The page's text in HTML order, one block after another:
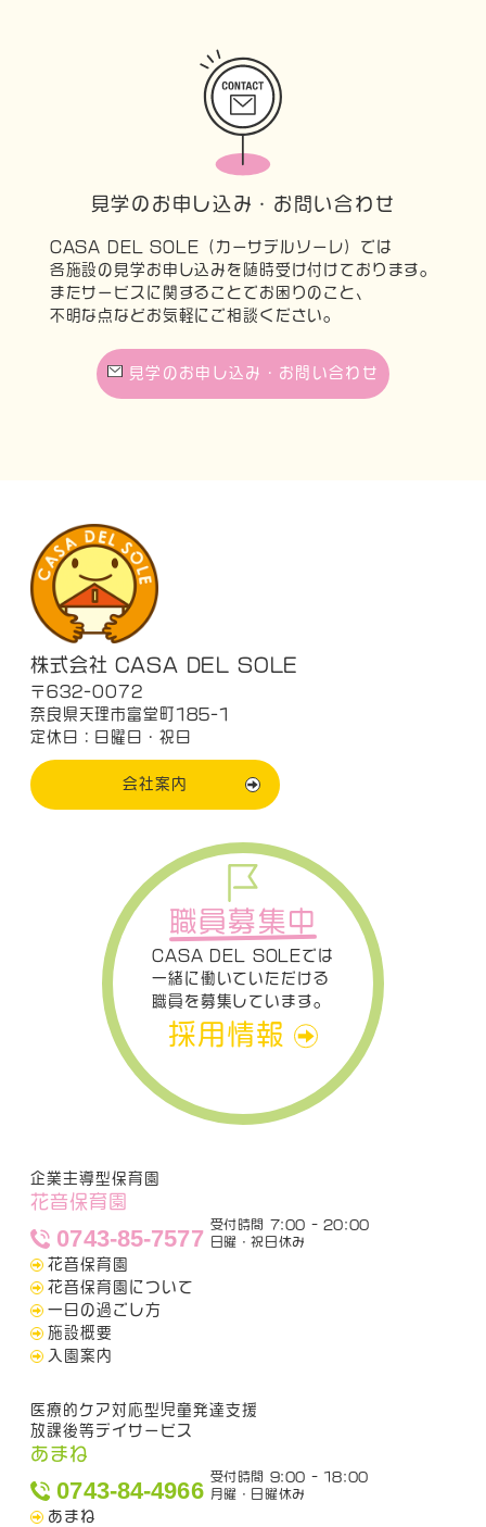
見学のお申し込み・お問い合わせ
CASA DEL SOLE（カーサデルソーレ）では
各施設の見学お申し込みを随時受け付けております。
またサービスに関することでお困りのこと、
不明な点などお気軽にご相談ください。
見学のお申し込み・お問い合わせ
株式会社 CASA DEL SOLE
〒632-0072
奈良県天理市富堂町185-1
定休日：日曜日・祝日
会社案内
職員募集中
CASA DEL SOLEでは
一緒に働いていただける
職員を募集しています。
採用情報
企業主導型保育園
花音保育園
0743-85-7577
受付時間 7:00 - 20:00
日曜・祝日休み
花音保育園
花音保育園について
一日の過ごし方
施設概要
入園案内
医療的ケア対応型児童発達支援
放課後等デイサービス
あまね
0743-84-4966
受付時間 9:00 - 18:00
月曜・日曜休み
あまね